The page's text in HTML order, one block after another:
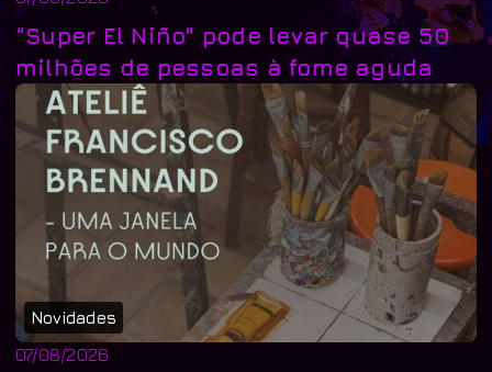
“Super El Niño" pode levar quase 50
milhões de pessoas à fome aguda
Novidades
07/08/2026